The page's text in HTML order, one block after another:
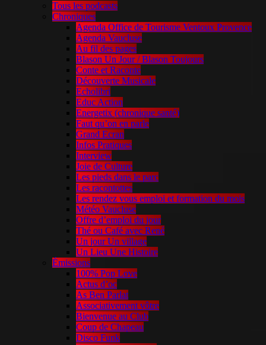
Tous les podcasts
Chroniques
Agenda Office de Tourisme Ventoux Provence
Agenda Vaucluse
Au fil des pages
Blason Un Jour / Blason Toujours
Conte et Raconte
Découverte Musicale
Echolibri
Educ Action
Energetix (chronique santé)
Faut qu’on en parle
Grand Ecran
Infos Pratiques
Interview
Joie de Culture
Les pieds dans le parc
Les racontottes
Les rendez vous emploi et formation du mois
Météo Vaucluse
Offre d’emploi du jour
Thé ou Café avec René
Un jour Un village
Un Lieu Une Histoire
Émissions
100% Pop Love
Actus d’oc
As Ben Parlat
Associativement vôtre
Bienvenue au Club
Coup de Chapeau
Disco Funk